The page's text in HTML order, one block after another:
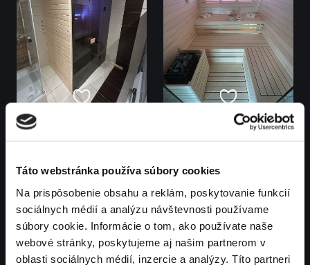
Táto webstránka používa súbory cookies
Na prispôsobenie obsahu a reklám, poskytovanie funkcií
sociálnych médií a analýzu návštevnosti používame
súbory cookie. Informácie o tom, ako používate naše
webové stránky, poskytujeme aj našim partnerom v
oblasti sociálnych médií, inzercie a analýzy. Títo partneri